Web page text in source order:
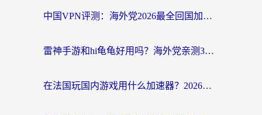
中国VPN评测：海外党2026最全回国加速器选择指南，告别地区限制不踩坑
雷神手游和hi龟龟好用吗？海外党亲测3款回国加速器，教你选对国外到国内加速器
在法国玩国内游戏用什么加速器？2026实测解决延迟卡顿的实用指南